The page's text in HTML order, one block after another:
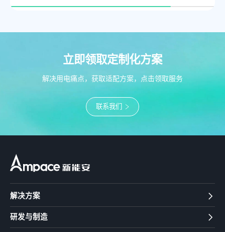
立即领取定制化方案
解决用电痛点，获取适配方案，点击领取服务
联系我们
解决方案
研发与制造